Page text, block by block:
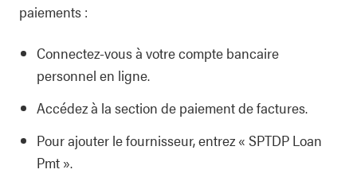
paiements :
Connectez-vous à votre compte bancaire
personnel en ligne.
Accédez à la section de paiement de factures.
Pour ajouter le fournisseur, entrez « SPTDP Loan
Pmt ».